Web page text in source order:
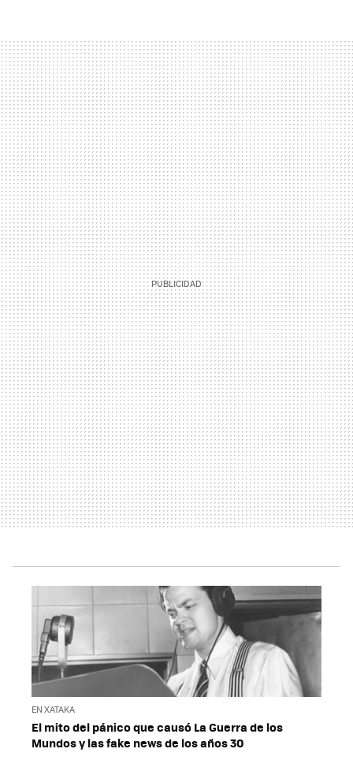
EN XATAKA
El mito del pánico que causó La Guerra de los
Mundos y las fake news de los años 30